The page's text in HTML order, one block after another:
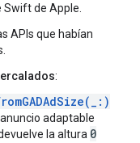
Swift de Apple.
APIs que habían
:
adaptable
la altura 0